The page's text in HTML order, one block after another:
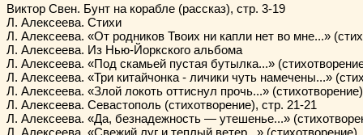
Виктор Свен. Бунт на корабле (рассказ), стр. 3-19
Л. Алексеева. Стихи
Л. Алексеева. «От родников Твоих ни капли нет во мне...»
Л. Алексеева. Из Нью-Йоркского альбома
Л. Алексеева. «Под скамьей пустая бутылка...»
Л. Алексеева. «Три китайчонка - личики чуть намечены...»
Л. Алексеева. «Злой локоть оттиснул прочь...»
Л. Алексеева. Севастополь (стихотворение), стр. 21-21
Л. Алексеева. «Да, безнадежность — утешенье...»
Л. Алексеева. «Свежий луг и теплый ветер...» (стихотворение),